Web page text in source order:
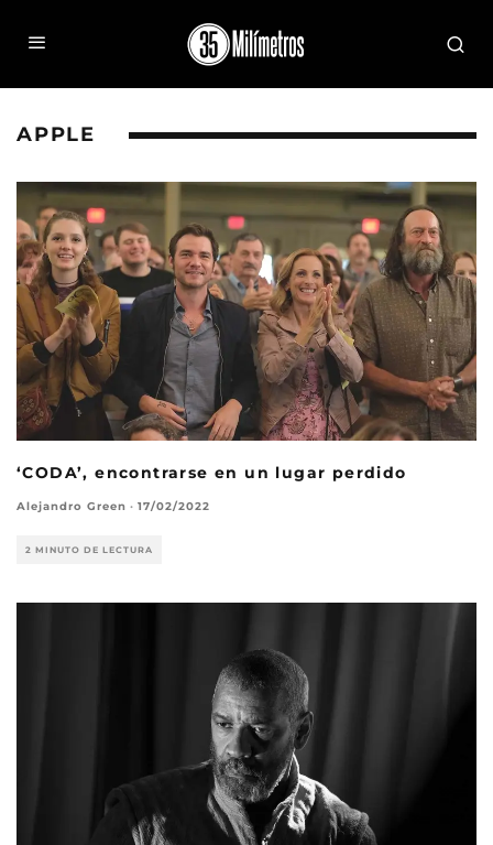
APPLE
‘CODA’, encontrarse en un lugar perdido
Alejandro Green · 17/02/2022
2 MINUTO DE LECTURA